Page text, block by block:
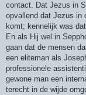
contact. Dat Jezus in
opvallend dat Jezus in
komt; kennelijk was
En als Hij wel in
gaan dat de mensen
een eliteman als
professionele
gewone man een
terecht in de wijde